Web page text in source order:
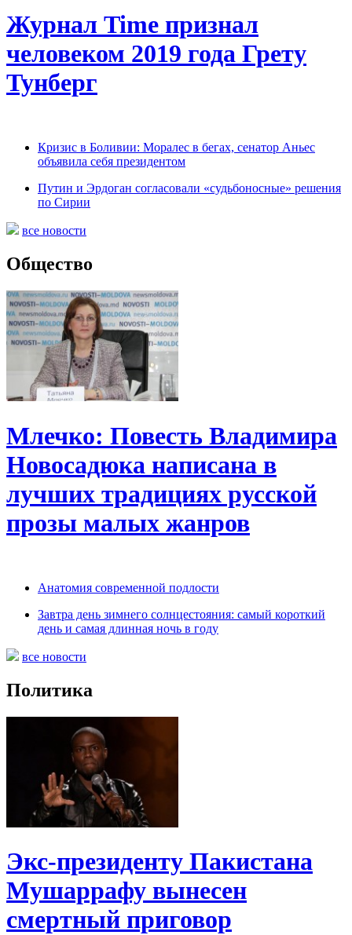
Журнал Time признал
человеком 2019 года Грету
Тунберг
Кризис в Боливии: Моралес в бегах, сенатор Аньес
объявила себя президентом
Путин и Эрдоган согласовали «судьбоносные» решения
по Сирии
все новости
Общество
Млечко: Повесть Владимира
Новосадюка написана в
лучших традициях русской
прозы малых жанров
Анатомия современной подлости
Завтра день зимнего солнцестояния: самый короткий
день и самая длинная ночь в году
все новости
Политика
Экс-президенту Пакистана
Мушаррафу вынесен
смертный приговор